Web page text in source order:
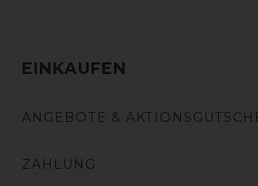
EINKAUFEN
ANGEBOTE &
ZAHLUNG